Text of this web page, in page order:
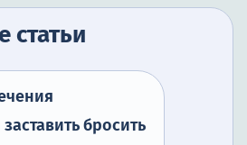
статьи
бросить